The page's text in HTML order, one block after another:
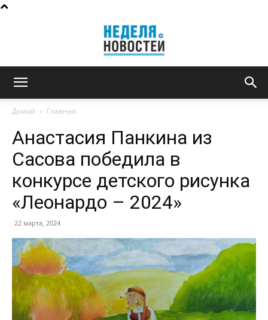
новостей
Домой Главная
Анастасия Панкина из
Сасова победила в
конкурсе детского рисунка
«Леонардо – 2024»
22 марта, 2024